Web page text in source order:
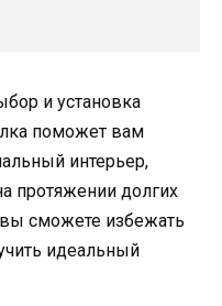
и установка
поможет вам
интерьер,
протяжении долгих
сможете избежать
идеальный